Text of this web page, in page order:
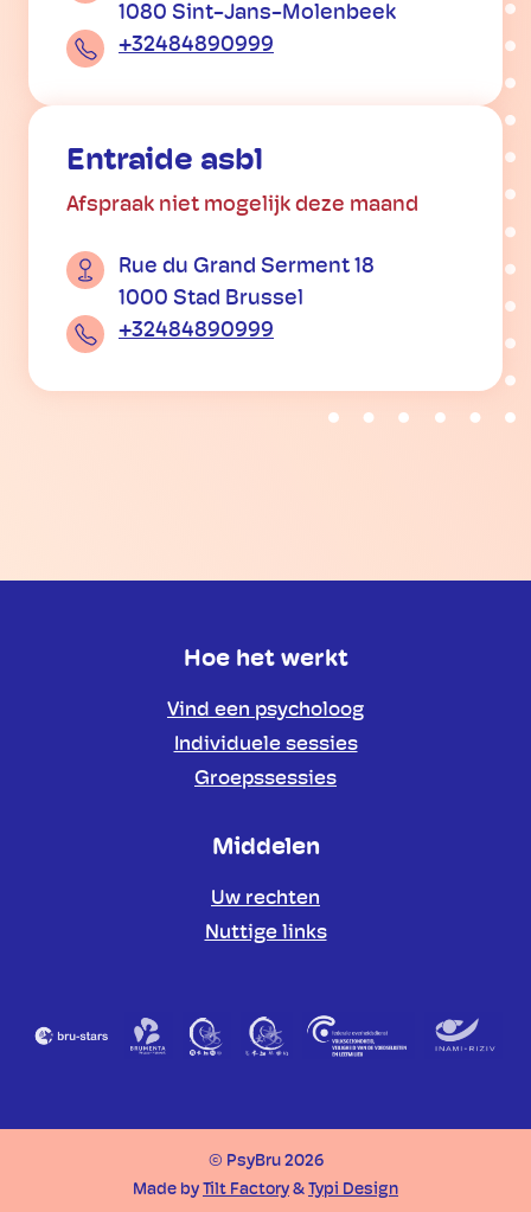
1080 Sint-Jans-Molenbeek
+32484890999
Entraide asbl
Afspraak niet mogelijk deze maand
Rue du Grand Serment 18
1000 Stad Brussel
+32484890999
Hoe het werkt
Vind een psycholoog
Individuele sessies
Groepssessies
Middelen
Uw rechten
Nuttige links
Partners
© PsyBru 2026
Made by Tilt Factory & Typi Design